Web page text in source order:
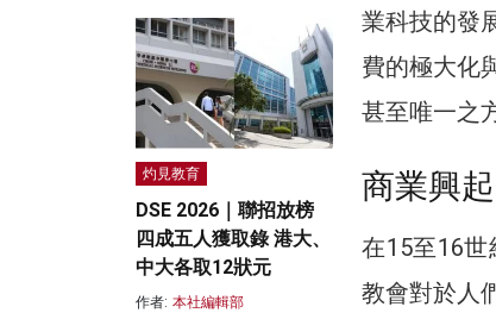
業科技的發
費的極大化
甚至唯一之
商業興
在15至16
教會對於人
灼見教育
DSE 2026｜聯招放榜
四成五人獲取錄 港大、
中大各取12狀元
作者: 本社編輯部